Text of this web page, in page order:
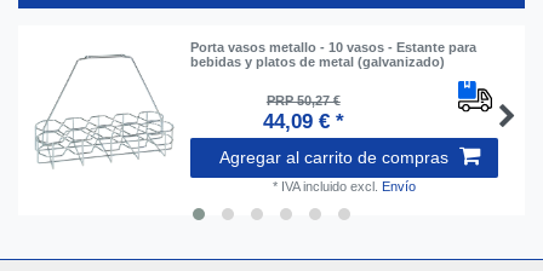
Porta vasos metallo - 10 vasos - Estante para
bebidas y platos de metal (galvanizado)
PRP 50,27 €
44,09 € *
Agregar al carrito de compras
* IVA incluido excl. Envío